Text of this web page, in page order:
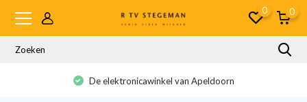
0 0
De elektronicawinkel van Apeldoorn